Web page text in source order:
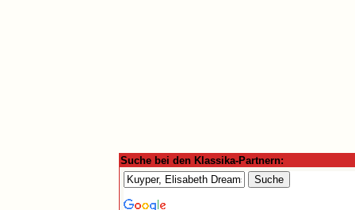
Suche bei den Klassika-Partnern: